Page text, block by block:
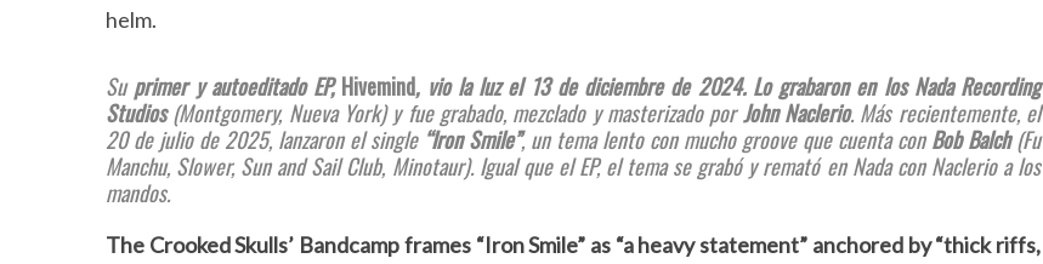
helm.
Suprimer y autoeditado EP,Hivemind, vio la luz el 13 de diciembre de 2024. Lo grabaron en los Nada Recording
Studios(Montgomery, Nueva York) y fue grabado, mezclado y masterizado porJohn Naclerio. Más recientemente, el
20 de julio de 2025, lanzaron el single “Iron Smile”, un tema lento con mucho groove que cuenta conBob Balch(Fu
Manchu, Slower, Sun and Sail Club, Minotaur). Igual que el EP, el tema se grabó y remató en Nada con Naclerio a los
mandos.
The Crooked Skulls’ Bandcamp frames “Iron Smile” as “a heavy statement” anchored by “thick riffs,